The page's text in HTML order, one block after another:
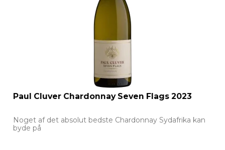
Paul Cluver Chardonnay Seven Flags 2023
Noget af det absolut bedste Chardonnay Sydafrika kan
byde på